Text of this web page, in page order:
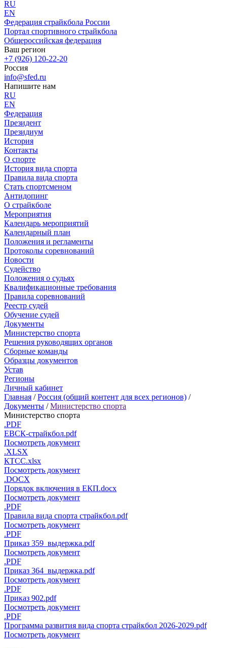
RU
EN
Федерация страйкбола России
Портал спортивного страйкбола
Общероссийская федерация
Ваш регион
+7 (926) 120-22-20
Россия
info@sfed.ru
Напишите нам
RU
EN
Федерация
Президент
Президиум
История
Контакты
О спорте
История вида спорта
Правила вида спорта
Стать спортсменом
Антидопинг
О страйкболе
Мероприятия
Календарь мероприятий
Календарный план
Положения и регламенты
Протоколы соревнований
Новости
Судейство
Положения о судьях
Квалификационные требования
Правила соревнований
Реестр судей
Обучение судей
Документы
Министерство спорта
Решения руководящих органов
Сборные команды
Образцы документов
Устав
Регионы
Личный кабинет
Главная / Россия (общий контент для всех регионов) /
Документы / Министерство спорта
Министерство спорта
.PDF
ЕВСК-страйкбол.pdf
Посмотреть документ
.XLSX
КТСС.xlsx
Посмотреть документ
.DOCX
Порядок включения в ЕКП.docx
Посмотреть документ
.PDF
Правила вида спорта страйкбол.pdf
Посмотреть документ
.PDF
Приказ 359_выдержка.pdf
Посмотреть документ
.PDF
Приказ 364_выдержка.pdf
Посмотреть документ
.PDF
Приказ 902.pdf
Посмотреть документ
.PDF
Программа развития вида спорта страйкбол 2026-2029.pdf
Посмотреть документ